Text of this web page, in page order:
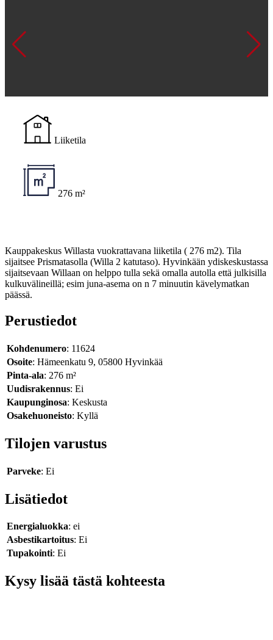
Liiketila
276 m²
Kauppakeskus Willasta vuokrattavana liiketila ( 276 m2). Tila
sijaitsee Prismatasolla (Willa 2 katutaso). Hyvinkään ydiskeskustassa
sijaitsevaan Willaan on helppo tulla sekä omalla autolla että julkisilla
kulkuvälineillä; esim juna-asema on n 7 minuutin kävelymatkan
päässä.
Perustiedot
Kohdenumero: 11624
Osoite: Hämeenkatu 9, 05800 Hyvinkää
Pinta-ala: 276 m²
Uudisrakennus: Ei
Kaupunginosa: Keskusta
Osakehuoneisto: Kyllä
Tilojen varustus
Parveke: Ei
Lisätiedot
Energialuokka: ei
Asbestikartoitus: Ei
Tupakointi: Ei
Kysy lisää tästä kohteesta